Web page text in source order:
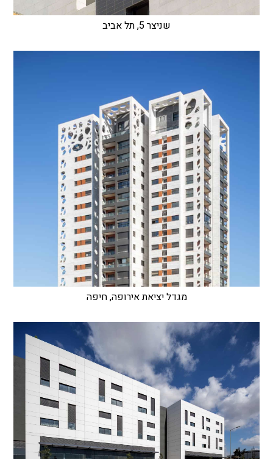
שניצר 5, תל אביב
מגדל יציאת אירופה, חיפה